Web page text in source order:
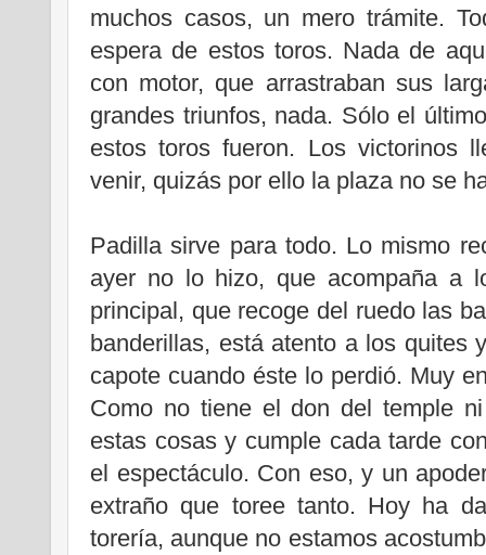
muchos casos, un mero trámite.
espera de estos toros. Nada de
con motor, que arrastraban sus
grandes triunfos, nada. Sólo el
estos toros fueron. Los victorinos
venir, quizás por ello la plaza no se
Padilla sirve para todo. Lo mismo
ayer no lo hizo, que acompaña a
principal, que recoge del ruedo las
banderillas, está atento a los quites
capote cuando éste lo perdió. Muy
Como no tiene el don del temple
estas cosas y cumple cada tarde
el espectáculo. Con eso, y un
extraño que toree tanto. Hoy ha
torería, aunque no estamos